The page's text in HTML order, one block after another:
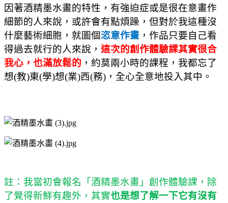
因著酒精墨水畫的特性，有強迫症或是很在意畫作
細節的人來說，或許會有點煩躁，但對於我這種沒
什麼藝術細胞，就圖個恣意作畫 ，作品只要自己看
得過去就行的人來說， 這次的創作體驗課其實很合
我心 ， 也滿放鬆的 ，約莫兩小時的課程，我都忘了
想(教)東(學)想(業)西(務) ，全心全意地投入其中。
註：我當初會報名 「 酒精墨水畫 」 創作體驗課，除
了覺得新鮮有趣外，其實也是想了解一下它有沒有